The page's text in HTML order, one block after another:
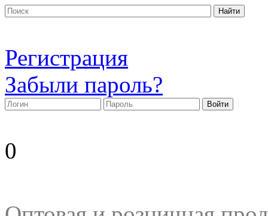
Регистрация
Забыли пароль?
0